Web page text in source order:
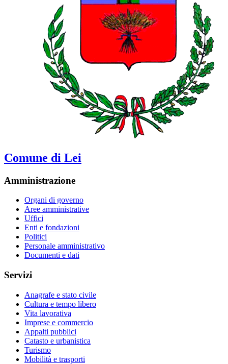
Comune di Lei
Amministrazione
Organi di governo
Aree amministrative
Uffici
Enti e fondazioni
Politici
Personale amministrativo
Documenti e dati
Servizi
Anagrafe e stato civile
Cultura e tempo libero
Vita lavorativa
Imprese e commercio
Appalti pubblici
Catasto e urbanistica
Turismo
Mobilità e trasporti